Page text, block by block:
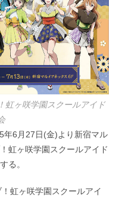
虹ヶ咲学園スクールアイド
年6月27日(金)より新宿マル
虹ヶ咲学園スクールアイド
る。
虹ヶ咲学園スクールアイ